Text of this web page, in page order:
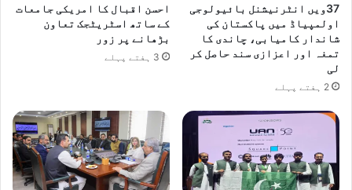
37ویں انٹرنیشنل بائیولوجی
اولمپیاڈ میں پاکستان کی
شاندار کامیابی، چاندی کا
تمغہ اور اعزازی سند حاصل کر
لی
2 ہفتے پہلے
احسن اقبال کا امریکی جامعات
کے ساتھ اسٹریٹجک تعاون
بڑھانے پر زور
3 ہفتے پہلے